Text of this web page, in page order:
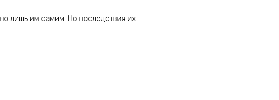
лишь им самим. Но последствия их